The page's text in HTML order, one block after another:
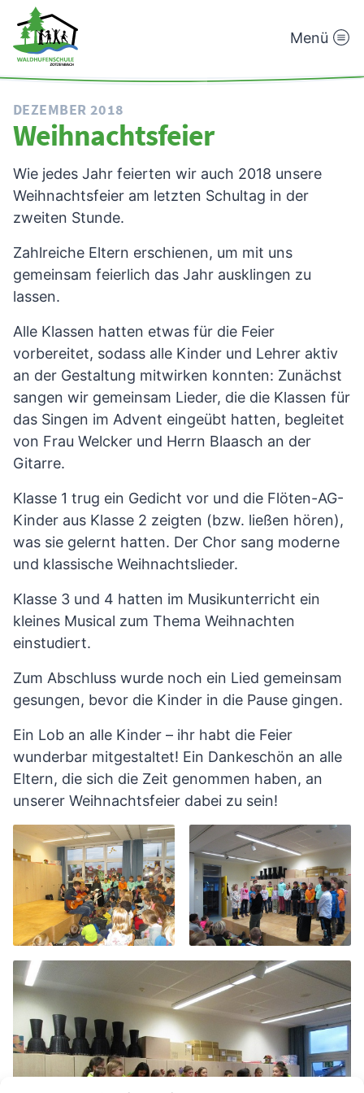
Waldhufenschule
Menü
DEZEMBER 2018
Weihnachtsfeier
Wie jedes Jahr feierten wir auch 2018 unsere
Weihnachtsfeier am letzten Schultag in der
zweiten Stunde.
Zahlreiche Eltern erschienen, um mit uns
gemeinsam feierlich das Jahr ausklingen zu
lassen.
Alle Klassen hatten etwas für die Feier
vorbereitet, sodass alle Kinder und Lehrer aktiv
an der Gestaltung mitwirken konnten: Zunächst
sangen wir gemeinsam Lieder, die die Klassen für
das Singen im Advent eingeübt hatten, begleitet
von Frau Welcker und Herrn Blaasch an der
Gitarre.
Klasse 1 trug ein Gedicht vor und die Flöten-AG-
Kinder aus Klasse 2 zeigten (bzw. ließen hören),
was sie gelernt hatten. Der Chor sang moderne
und klassische Weihnachtslieder.
Klasse 3 und 4 hatten im Musikunterricht ein
kleines Musical zum Thema Weihnachten
einstudiert.
Zum Abschluss wurde noch ein Lied gemeinsam
gesungen, bevor die Kinder in die Pause gingen.
Ein Lob an alle Kinder – ihr habt die Feier
wunderbar mitgestaltet! Ein Dankeschön an alle
Eltern, die sich die Zeit genommen haben, an
unserer Weihnachtsfeier dabei zu sein!